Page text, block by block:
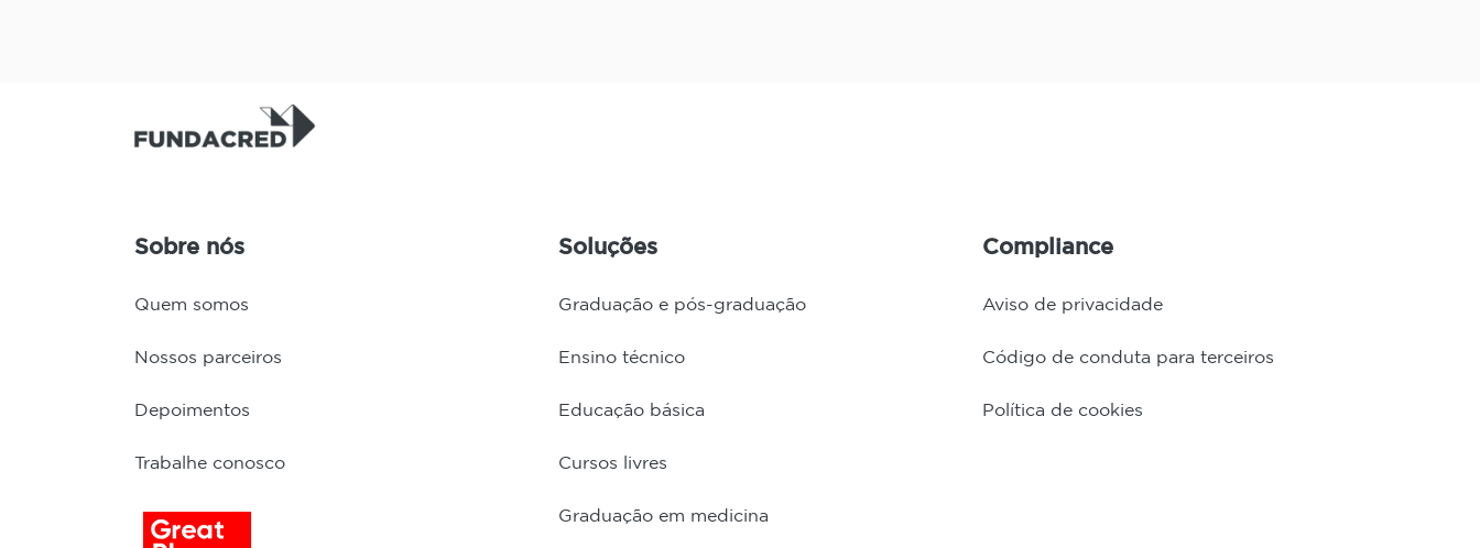
Sobre nós
Quem somos
Nossos parceiros
Depoimentos
Trabalhe conosco
Soluções
Graduação e pós-graduação
Ensino técnico
Educação básica
Cursos livres
Graduação em medicina
Compliance
Aviso de privacidade
Código de conduta para terceiros
Política de cookies